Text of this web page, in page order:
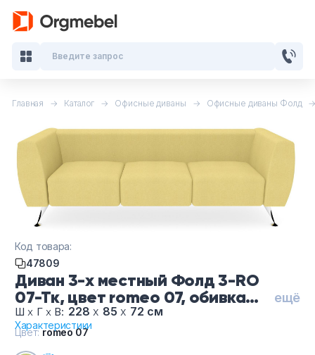
Главная Каталог Офисные диваны Офисные диваны Фолд
Диван 3-х местный Фолд 3-RO
07-Тк, цвет romeo 07, обивка
Ткань
ещё
Ш х Г х В: 228 х 85 х 72 см
Характеристики
Код товара:
47809
Цвет:romeo 07
Введите запрос
Кабинеты руководителя
Столы для переговоров
Офисные столы
Тумбы офисные